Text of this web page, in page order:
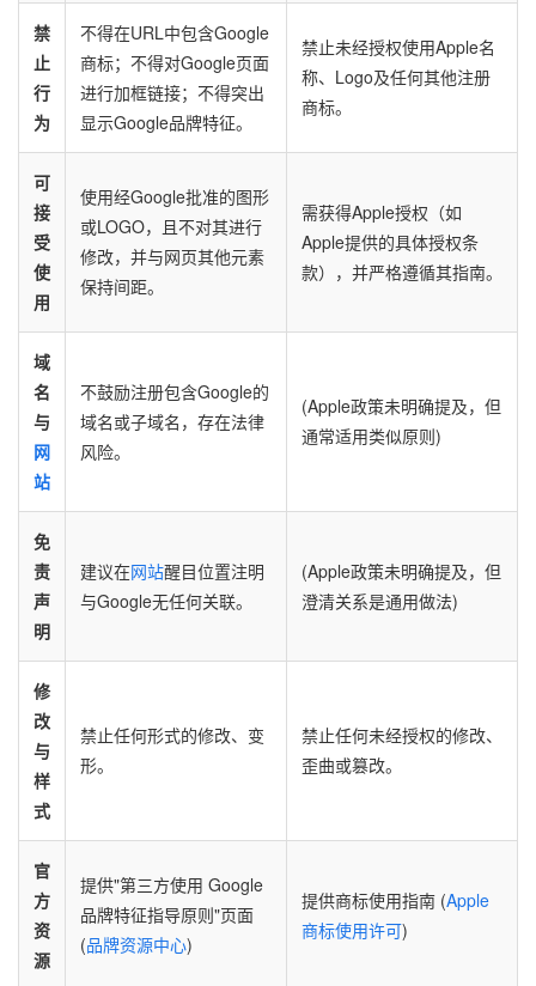
禁
止
行
为
不得在URL中包含Google
商标；不得对Google页面
进行加框链接；不得突出
显示Google品牌特征。
禁止未经授权使用Apple名
称、Logo及任何其他注册
商标。
可
接
受
使
用
使用经Google批准的图形
或LOGO，且不对其进行
修改，并与网页其他元素
保持间距。
需获得Apple授权（如
Apple提供的具体授权条
款），并严格遵循其指南。
域
名
与
网
站
不鼓励注册包含Google的
域名或子域名，存在法律
风险。
(Apple政策未明确提及，但
通常适用类似原则)
免
责
声
明
建议在网站醒目位置注明
与Google无任何关联。
(Apple政策未明确提及，但
澄清关系是通用做法)
修
改
与
样
式
禁止任何形式的修改、变
形。
禁止任何未经授权的修改、
歪曲或篡改。
官
方
资
源
提供"第三方使用 Google
品牌特征指导原则"页面
(品牌资源中心)
提供商标使用指南 (Apple
商标使用许可)